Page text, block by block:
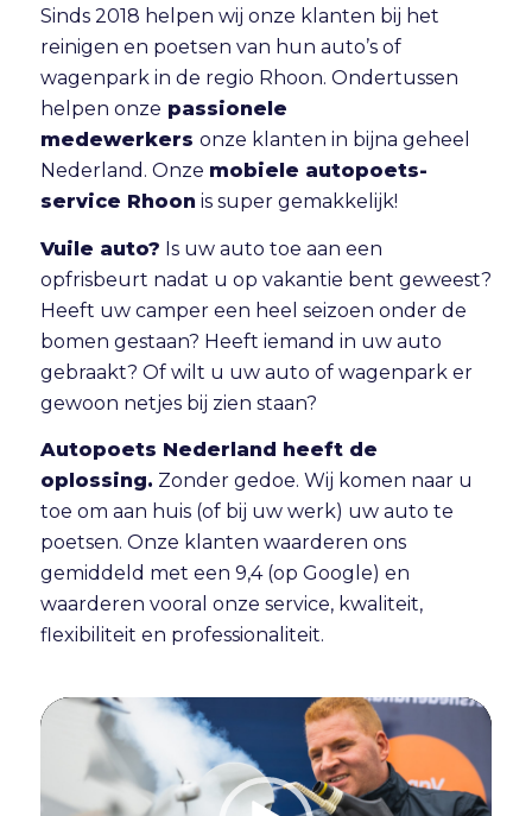
Sinds 2018 helpen wij onze klanten bij het
reinigen en poetsen van hun auto’s of
wagenpark in de regio Rhoon. Ondertussen
helpen onze passionele
medewerkers onze klanten in bijna geheel
Nederland. Onze mobiele autopoets-
service Rhoon is super gemakkelijk!
Vuile auto? Is uw auto toe aan een
opfrisbeurt nadat u op vakantie bent geweest?
Heeft uw camper een heel seizoen onder de
bomen gestaan? Heeft iemand in uw auto
gebraakt? Of wilt u uw auto of wagenpark er
gewoon netjes bij zien staan?
Autopoets Nederland heeft de
oplossing. Zonder gedoe. Wij komen naar u
toe om aan huis (of bij uw werk) uw auto te
poetsen. Onze klanten waarderen ons
gemiddeld met een 9,4 (op Google) en
waarderen vooral onze service, kwaliteit,
flexibiliteit en professionaliteit.